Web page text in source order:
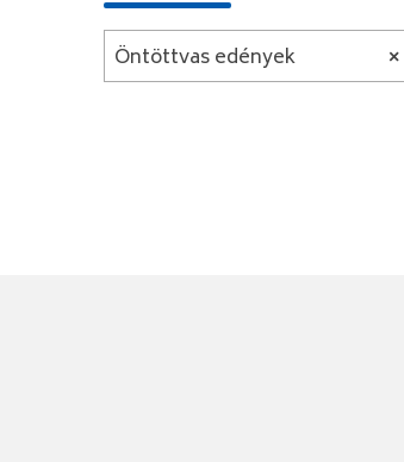
×
Öntöttvas edények